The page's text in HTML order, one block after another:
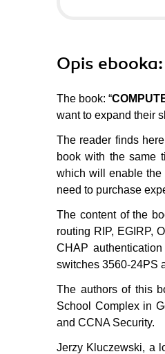
Opis ebooka
The book: “
want to expand their
The reader finds
book with the same
which will enable the
need to purchase
The content of the
routing RIP, EGIRP,
CHAP
switches 3560-24PS
The authors of this
School Complex in
and CCNA Security.
Jerzy Kluczewski, a